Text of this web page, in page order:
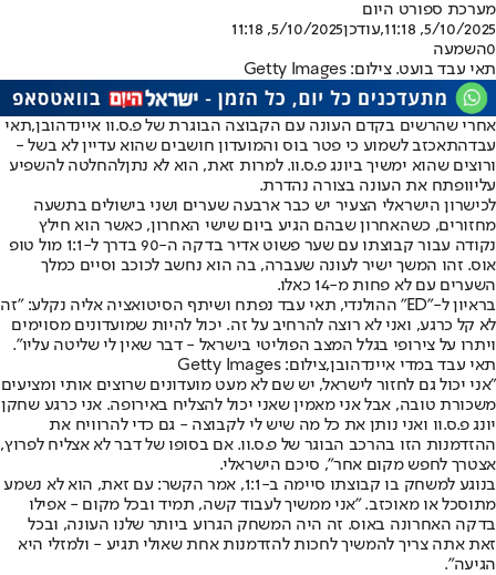
מערכת ספורט היום
5/10/2025, 11:18
,עודכן5/10/2025, 11:18
0השמעה
תאי עבד בועט. צילום: Getty Images
אחרי שהרשים בקדם העונה עם הקבוצה הבוגרת של פ.ס.וו איינדהובן,תאי
עבדהתאכזב לשמוע כי פטר בוס והמועדון חושבים שהוא עדיין לא בשל -
ורוצים שהוא ימשיך ביונג פ.ס.וו. למרות זאת, הוא לא נתןלהחלטה להשפיע
עליוופתח את העונה בצורה נהדרת.
לכישרון הישראלי הצעיר יש כבר ארבעה שערים ושני בישולים בתשעה
מחזורים, כשהאחרון שבהם הגיע ביום שישי האחרון, כאשר הוא חילץ
נקודה עבור קבוצתו עם שער פשוט אדיר בדקה ה-90 בדרך ל-1:1 מול טופ
אוס. זהו המשך ישיר לעונה שעברה, בה הוא נחשב לכוכב וסיים כמלך
השערים עם לא פחות מ-14 כאלו.
בראיון ל-"ED" ההולנדי, תאי עבד נפתח ושיתף הסיטואציה אליה נקלע: "זה
לא קל כרגע, ואני לא רוצה להרחיב על זה. יכול להיות שמועדונים מסוימים
ויתרו על צירופי בגלל המצב הפוליטי בישראל - דבר שאין לי שליטה עליו".
תאי עבד במדי איינדהובן,צילום: Getty Images
"אני יכול גם לחזור לישראל, יש שם לא מעט מועדונים שרוצים אותי ומציעים
משכורת טובה, אבל אני מאמין שאני יכול להצליח באירופה. אני כרגע שחקן
יונג פ.ס.וו ואני נותן את כל מה שיש לי לקבוצה - גם כדי להרוויח את
ההזדמנות הזו בהרכב הבוגר של פ.ס.וו. אם בסופו של דבר לא אצליח לפרוץ,
אצטרך לחפש מקום אחר", סיכם הישראלי.
בנוגע למשחק בו קבוצתו סיימה ב-1:1, אמר הקשר: עם זאת, הוא לא נשמע
מתוסכל או מאוכזב. "אני ממשיך לעבוד קשה, תמיד ובכל מקום - אפילו
בדקה האחרונה באוס. זה היה המשחק הגרוע ביותר שלנו העונה, ובכל
זאת אתה צריך להמשיך לחכות להזדמנות אחת שאולי תגיע - ולמזלי היא
הגיעה".